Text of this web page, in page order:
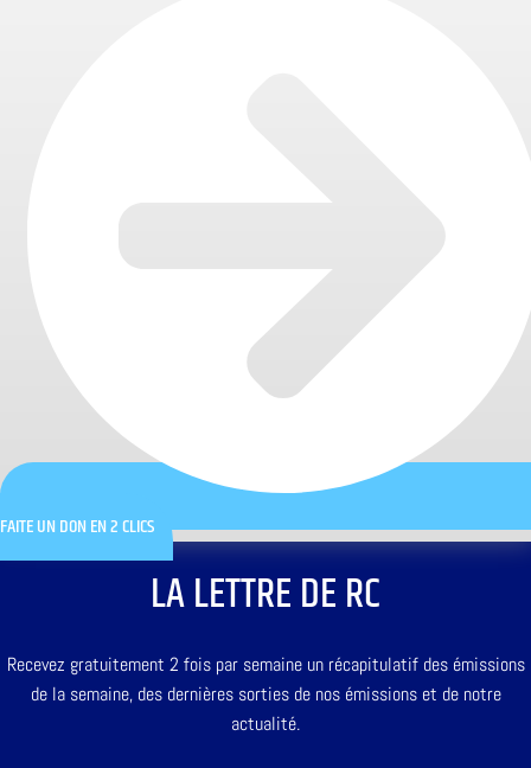
FAITE UN DON EN 2 CLICS
LA LETTRE DE RC
Recevez gratuitement 2 fois par semaine un récapitulatif des émissions
de la semaine, des dernières sorties de nos émissions et de notre
actualité.